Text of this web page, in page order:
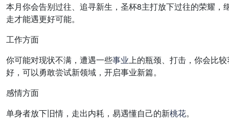
本月你会告别过往、追寻新生，圣杯8主打放下过往的荣耀
走才能遇更好可能。
工作方面
你可能对现状不满，遭遇一些事业上的瓶颈、打击，你会比
好，可以勇敢尝试新领域，开启事业新篇。
感情方面
单身者放下旧情，走出内耗，易遇懂自己的新桃花。